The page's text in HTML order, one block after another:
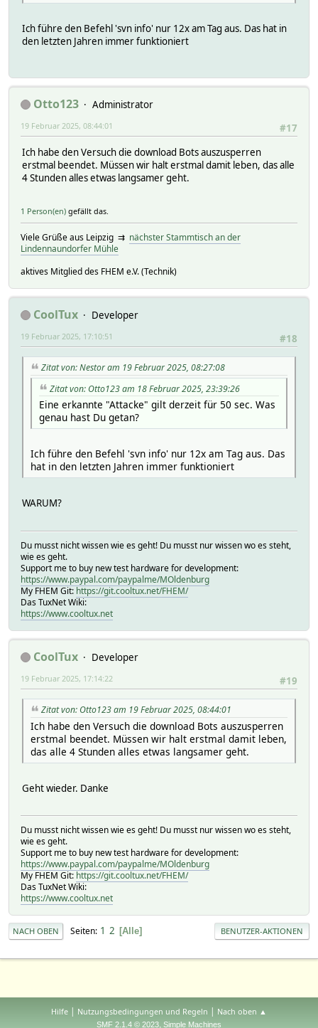
Ich führe den Befehl 'svn info' nur 12x am Tag aus. Das hat in
den letzten Jahren immer funktioniert
Otto123
Administrator
#17
19 Februar 2025, 08:44:01
Ich habe den Versuch die download Bots auszusperren
erstmal beendet. Müssen wir halt erstmal damit leben, das alle
4 Stunden alles etwas langsamer geht.
1 Person(en) gefällt das.
Viele Grüße aus Leipzig ⇉ nächster Stammtisch an der
Lindennaundorfer Mühle
aktives Mitglied des FHEM e.V. (Technik)
CoolTux
Developer
#18
19 Februar 2025, 17:10:51
Zitat von: Nestor am 19 Februar 2025, 08:27:08
Zitat von: Otto123 am 18 Februar 2025, 23:39:26
Eine erkannte "Attacke" gilt derzeit für 50 sec. Was
genau hast Du getan?
Ich führe den Befehl 'svn info' nur 12x am Tag aus. Das
hat in den letzten Jahren immer funktioniert
WARUM?
Du musst nicht wissen wie es geht! Du musst nur wissen wo es steht,
wie es geht.
Support me to buy new test hardware for development:
https://www.paypal.com/paypalme/MOldenburg
My FHEM Git: https://git.cooltux.net/FHEM/
Das TuxNet Wiki:
https://www.cooltux.net
CoolTux
Developer
#19
19 Februar 2025, 17:14:22
Zitat von: Otto123 am 19 Februar 2025, 08:44:01
Ich habe den Versuch die download Bots auszusperren
erstmal beendet. Müssen wir halt erstmal damit leben,
das alle 4 Stunden alles etwas langsamer geht.
Geht wieder. Danke
Du musst nicht wissen wie es geht! Du musst nur wissen wo es steht,
wie es geht.
Support me to buy new test hardware for development:
https://www.paypal.com/paypalme/MOldenburg
My FHEM Git: https://git.cooltux.net/FHEM/
Das TuxNet Wiki:
https://www.cooltux.net
NACH OBEN Seiten 1 2 Alle BENUTZER-AKTIONEN
Hilfe | Nutzungsbedingungen und Regeln | Nach oben ▲
SMF 2.1.4 © 2023, Simple Machines